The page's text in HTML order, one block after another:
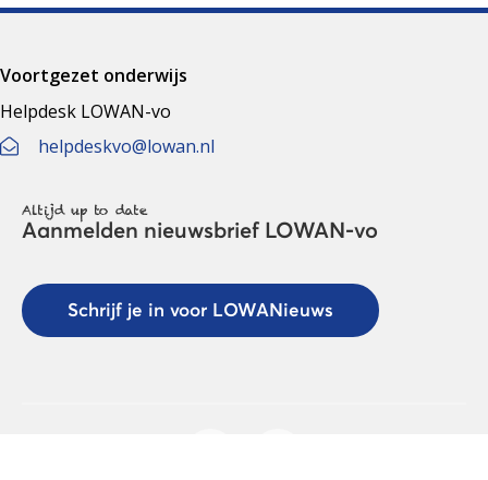
Voortgezet onderwijs
Helpdesk LOWAN-vo
helpdeskvo@lowan.nl
Altijd up to date
Aanmelden nieuwsbrief LOWAN-vo
Schrijf je in voor LOWANieuws